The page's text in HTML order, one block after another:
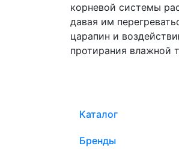
корневой системы
давая им
царапин и
протирания влажной
Каталог
Бренды